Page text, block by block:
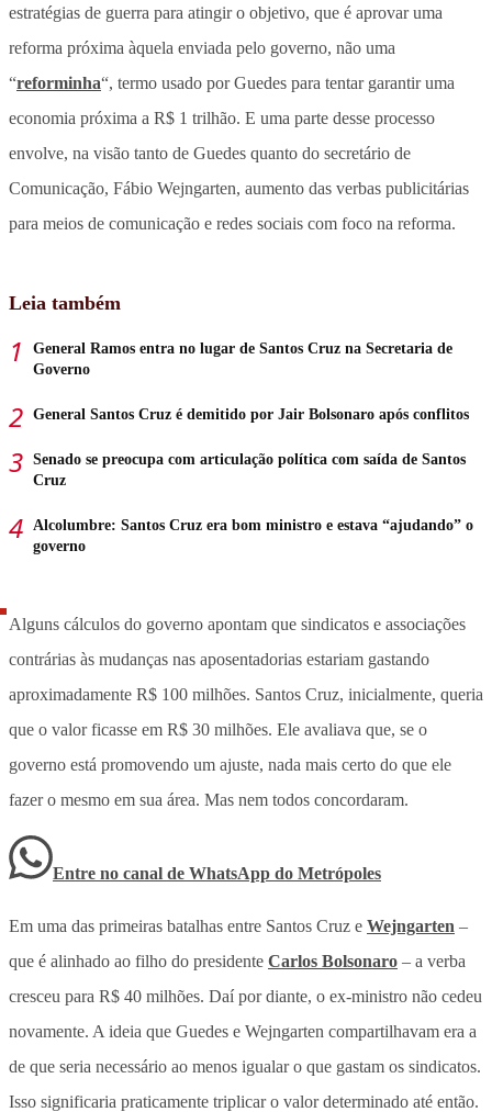
estratégias de guerra para atingir o objetivo, que é aprovar uma
reforma próxima àquela enviada pelo governo, não uma
“reforminha“, termo usado por Guedes para tentar garantir uma
economia próxima a R$ 1 trilhão. E uma parte desse processo
envolve, na visão tanto de Guedes quanto do secretário de
Comunicação, Fábio Wejngarten, aumento das verbas publicitárias
para meios de comunicação e redes sociais com foco na reforma.
Leia também
General Ramos entra no lugar de Santos Cruz na Secretaria de
Governo
General Santos Cruz é demitido por Jair Bolsonaro após conflitos
Senado se preocupa com articulação política com saída de Santos
Cruz
Alcolumbre: Santos Cruz era bom ministro e estava “ajudando” o
governo
Alguns cálculos do governo apontam que sindicatos e associações
contrárias às mudanças nas aposentadorias estariam gastando
aproximadamente R$ 100 milhões. Santos Cruz, inicialmente, queria
que o valor ficasse em R$ 30 milhões. Ele avaliava que, se o
governo está promovendo um ajuste, nada mais certo do que ele
fazer o mesmo em sua área. Mas nem todos concordaram.
Entre no canal de WhatsApp do Metrópoles
Em uma das primeiras batalhas entre Santos Cruz e Wejngarten –
que é alinhado ao filho do presidente Carlos Bolsonaro – a verba
cresceu para R$ 40 milhões. Daí por diante, o ex-ministro não cedeu
novamente. A ideia que Guedes e Wejngarten compartilhavam era a
de que seria necessário ao menos igualar o que gastam os sindicatos.
Isso significaria praticamente triplicar o valor determinado até então.